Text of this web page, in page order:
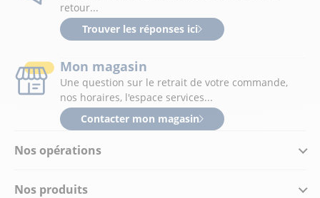
Nos opérations
Nos produits
retour...
Trouver les réponses ici
Mon magasin
Une question sur le retrait de votre commande,
nos horaires, l'espace services...
Contacter mon magasin